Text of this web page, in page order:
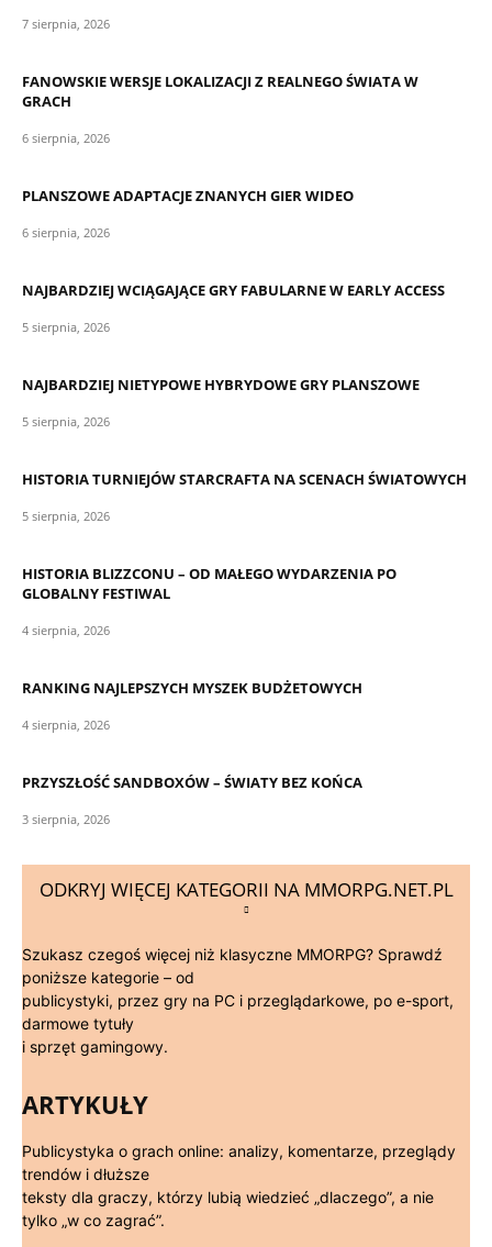
7 sierpnia, 2026
FANOWSKIE WERSJE LOKALIZACJI Z REALNEGO ŚWIATA W
GRACH
6 sierpnia, 2026
PLANSZOWE ADAPTACJE ZNANYCH GIER WIDEO
6 sierpnia, 2026
NAJBARDZIEJ WCIĄGAJĄCE GRY FABULARNE W EARLY ACCESS
5 sierpnia, 2026
NAJBARDZIEJ NIETYPOWE HYBRYDOWE GRY PLANSZOWE
5 sierpnia, 2026
HISTORIA TURNIEJÓW STARCRAFTA NA SCENACH ŚWIATOWYCH
5 sierpnia, 2026
HISTORIA BLIZZCONU – OD MAŁEGO WYDARZENIA PO
GLOBALNY FESTIWAL
4 sierpnia, 2026
RANKING NAJLEPSZYCH MYSZEK BUDŻETOWYCH
4 sierpnia, 2026
PRZYSZŁOŚĆ SANDBOXÓW – ŚWIATY BEZ KOŃCA
3 sierpnia, 2026
ODKRYJ WIĘCEJ KATEGORII NA MMORPG.NET.PL
Szukasz czegoś więcej niż klasyczne MMORPG? Sprawdź
poniższe kategorie – od
publicystyki, przez gry na PC i przeglądarkowe, po e-sport,
darmowe tytuły
i sprzęt gamingowy.
ARTYKUŁY
Publicystyka o grach online: analizy, komentarze, przeglądy
trendów i dłuższe
teksty dla graczy, którzy lubią wiedzieć „dlaczego”, a nie
tylko „w co zagrać”.